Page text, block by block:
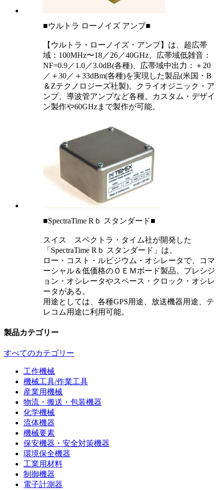
■ウルトラ ローノイズ アンプ■
【ウルトラ・ローノイズ・アンプ】は、超広帯
域：100MHz〜18／26／40GHz、広帯域低雑音：
NF=0.9／1.0／3.0dB(各種)、広帯域中出力：＋20
／＋30／＋33dBm(各種)を実現した製品(米国・B
＆Zテクノロジーズ社製)。クライオジニック・ア
ンプ、導波管アンプなど各種。カスタム・デザイ
ン製作や60GHzまで製作が可能。
■SpectraTime Rｂ スタンダード■
スイス スペクトラ・タイム社が開発した
「SpectraTime Rｂ スタンダード」は、
ロー・コスト・ルビジウム・オシレータで、コマ
ーシャル＆低価格のＯＥＭボード製品。プレシジ
ョン・オシレータやスペース・クロック・オシレ
ータがある。
用途としては、各種GPS用途、放送機器用途、テ
レコム用途に利用可能。
製品カテゴリー
すべてのカテゴリー
工作機械
機械工具/作業工具
産業用機械
物流・搬送・包装機器
化学機械
流体機器
機械要素
保安機器・安全対策機器
環境保全機器
工業用材料
制御機器
電子計測器